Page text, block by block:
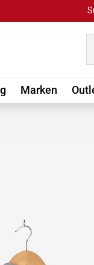
Marken